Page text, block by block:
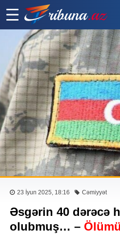
23 İyun 2025, 18:16 Cəmiyyət
Əsgərin 40 dərəcə
olubmuş… –